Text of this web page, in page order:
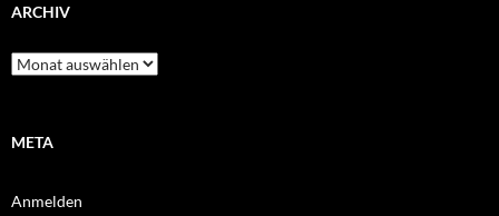
ARCHIV
Archiv
META
Anmelden